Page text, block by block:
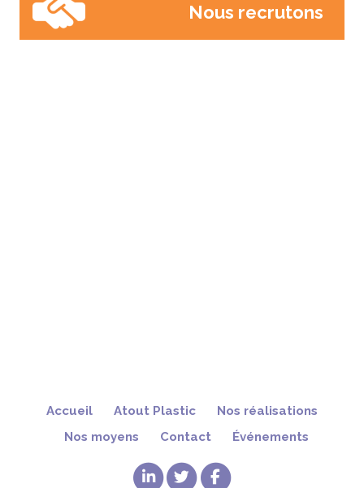
Nous recrutons
Accueil Atout Plastic
Nos réalisations
Nos moyens
Contact Événements